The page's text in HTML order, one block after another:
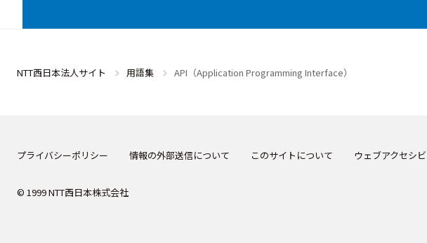
NTT西日本法人サイト 用語集 API（Application Programming Interface）
プライバシーポリシー 情報の外部送信について このサイトについて ウェブアクセシ
© 1999 NTT西日本株式会社